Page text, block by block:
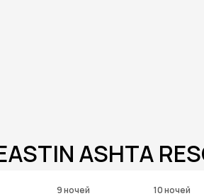
ASHTA
9 ночей 10 ночей